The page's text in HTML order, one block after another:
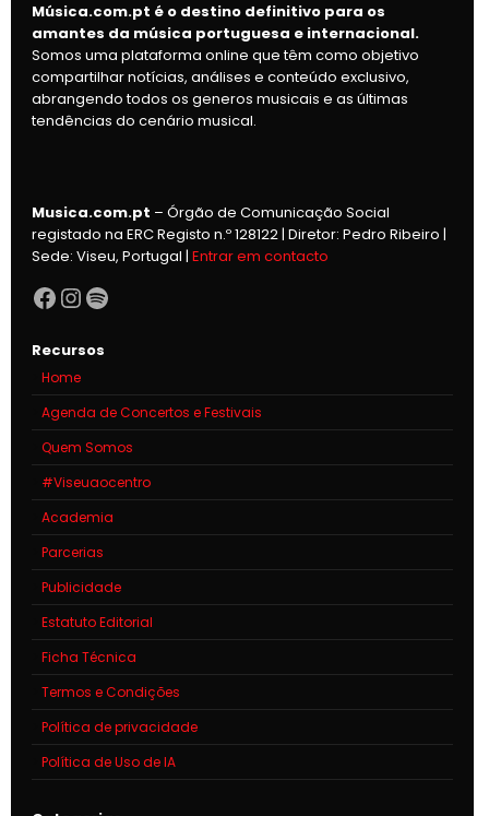
Música.com.pt é o destino definitivo para os
amantes da música portuguesa e internacional.
Somos uma plataforma online que têm como objetivo
compartilhar notícias, análises e conteúdo exclusivo,
abrangendo todos os generos musicais e as últimas
tendências do cenário musical.
Musica.com.pt – Órgão de Comunicação Social
registado na ERC Registo n.º 128122 | Diretor: Pedro Ribeiro |
Sede: Viseu, Portugal |Entrar em contacto
Facebook
Instagram
Spotify
Recursos
Home
Agenda de Concertos e Festivais
Quem Somos
#Viseuaocentro
Academia
Parcerias
Publicidade
Estatuto Editorial
Ficha Técnica
Termos e Condições
Política de privacidade
Política de Uso de IA